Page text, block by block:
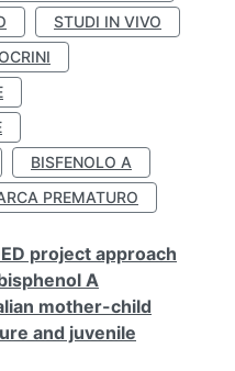
STUDI IN VIVO
BISFENOLO A
PREMATURO
project approach
A
mother-child
and juvenile